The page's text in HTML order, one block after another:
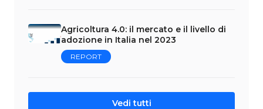
Agricoltura 4.0: il mercato e il livello di
adozione in Italia nel 2023
REPORT
Vedi tutti